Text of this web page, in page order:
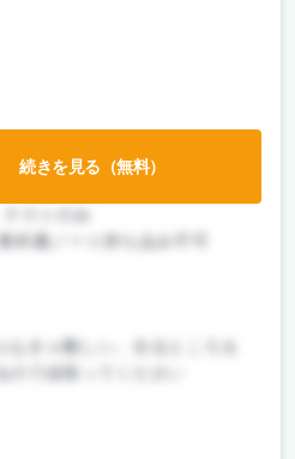
教科書ノート持ち込み不可
続きを見る（無料）